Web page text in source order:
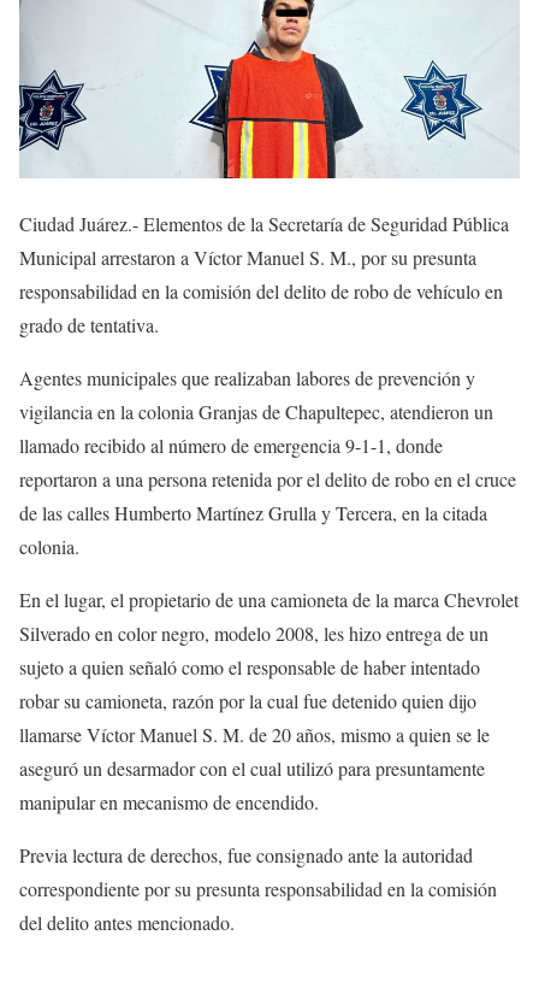
Ciudad Juárez.- Elementos de la Secretaría de Seguridad Pública
Municipal arrestaron a Víctor Manuel S. M., por su presunta
responsabilidad en la comisión del delito de robo de vehículo en
grado de tentativa.
Agentes municipales que realizaban labores de prevención y
vigilancia en la colonia Granjas de Chapultepec, atendieron un
llamado recibido al número de emergencia 9-1-1, donde
reportaron a una persona retenida por el delito de robo en el cruce
de las calles Humberto Martínez Grulla y Tercera, en la citada
colonia.
En el lugar, el propietario de una camioneta de la marca Chevrolet
Silverado en color negro, modelo 2008, les hizo entrega de un
sujeto a quien señaló como el responsable de haber intentado
robar su camioneta, razón por la cual fue detenido quien dijo
llamarse Víctor Manuel S. M. de 20 años, mismo a quien se le
aseguró un desarmador con el cual utilizó para presuntamente
manipular en mecanismo de encendido.
Previa lectura de derechos, fue consignado ante la autoridad
correspondiente por su presunta responsabilidad en la comisión
del delito antes mencionado.